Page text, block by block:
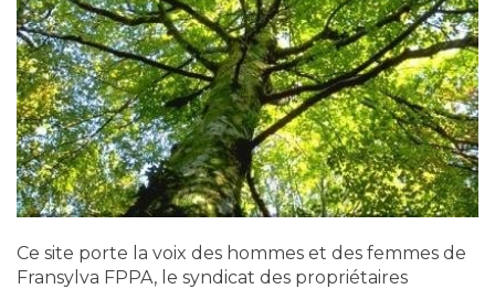
Ce site porte la voix des hommes et des femmes de
Fransylva FPPA, le syndicat des propriétaires